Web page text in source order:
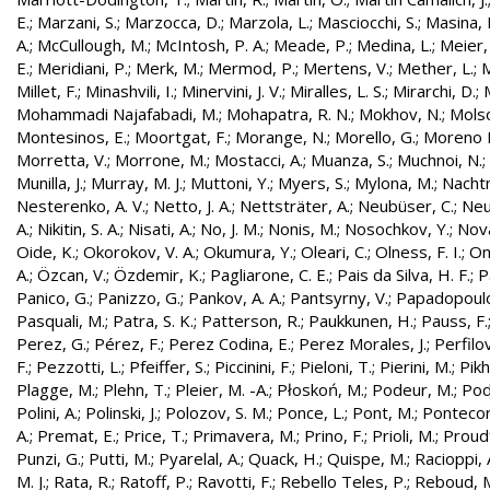
E.; Marzani, S.; Marzocca, D.; Marzola, L.; Masciocchi, S.; Masina,
A.; McCullough, M.; McIntosh, P. A.; Meade, P.; Medina, L.; Meier,
E.; Meridiani, P.; Merk, M.; Mermod, P.; Mertens, V.; Mether, L.;
Millet, F.; Minashvili, I.; Minervini, J. V.; Miralles, L. S.; Mirarchi, D.;
Mohammadi Najafabadi, M.; Mohapatra, R. N.; Mokhov, N.;
Montesinos, E.; Moortgat, F.; Morange, N.; Morello, G.; Moreno
Morretta, V.; Morrone, M.; Mostacci, A.; Muanza, S.; Muchnoi, N.;
Munilla, J.; Murray, M. J.; Muttoni, Y.; Myers, S.; Mylona, M.;
Nesterenko, A. V.; Netto, J. A.; Nettsträter, A.; Neubüser, C.;
A.; Nikitin, S. A.; Nisati, A.; No, J. M.; Nonis, M.; Nosochkov, Y.;
Oide, K.; Okorokov, V. A.; Okumura, Y.; Oleari, C.; Olness, F. I.;
A.; Özcan, V.; Özdemir, K.; Pagliarone, C. E.; Pais da Silva, H. F.;
Panico, G.; Panizzo, G.; Pankov, A. A.; Pantsyrny, V.;
Pasquali, M.; Patra, S. K.; Patterson, R.; Paukkunen, H.; Pauss, F.
Perez, G.; Pérez, F.; Perez Codina, E.; Perez Morales, J.;
F.; Pezzotti, L.; Pfeiffer, S.; Piccinini, F.; Pieloni, T.; Pierini, M.;
Plagge, M.; Plehn, T.; Pleier, M. -A.; Płoskoń, M.; Podeur, M.;
Polini, A.; Polinski, J.; Polozov, S. M.; Ponce, L.; Pont, M.;
A.; Premat, E.; Price, T.; Primavera, M.; Prino, F.; Prioli, M.;
Punzi, G.; Putti, M.; Pyarelal, A.; Quack, H.; Quispe, M.; Racioppi,
M. J.; Rata, R.; Ratoff, P.; Ravotti, F.; Rebello Teles, P.; Reboud,